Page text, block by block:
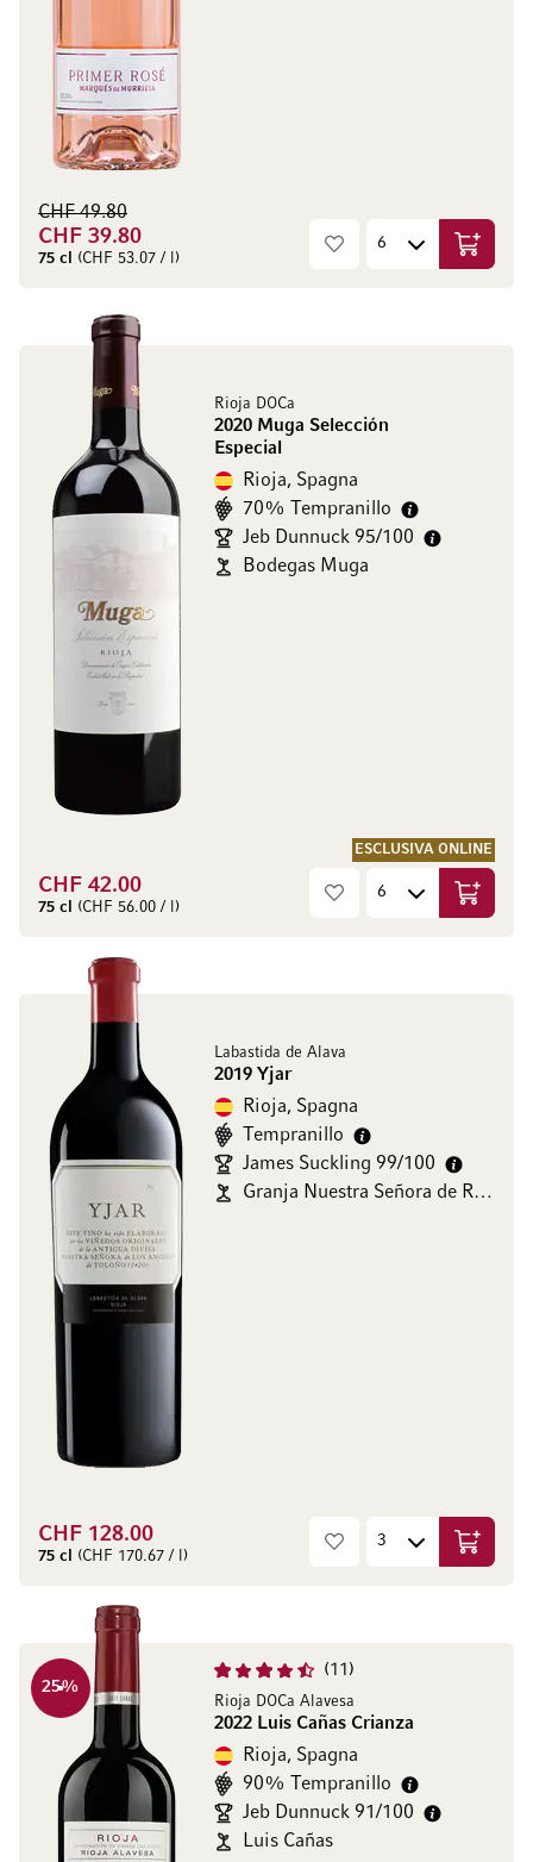
CHF 39.80
CHF 49.80
75 cl (CHF 53.07 / l)
Rioja DOCa
2020 Muga Selección
Especial
Rioja, Spagna
70% Tempranillo
Jeb Dunnuck 95/100
Bodegas Muga
ESCLUSIVA ONLINE
CHF 42.00
75 cl (CHF 56.00 / l)
Labastida de Alava
2019 Yjar
Rioja, Spagna
Tempranillo
James Suckling 99/100
Granja Nuestra Señora de Remelluri
CHF 128.00
75 cl (CHF 170.67 / l)
11
Rioja DOCa Alavesa
2022 Luis Cañas Crianza
25%
Rioja, Spagna
90% Tempranillo
Jeb Dunnuck 91/100
Luis Cañas